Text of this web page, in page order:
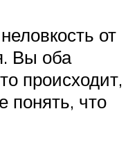
от
Вы оба
происходит,
понять, что